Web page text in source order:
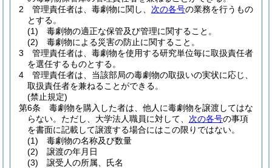
2
管理責任者は、毒劇物に関し、 次の各号の業務を行うもの
とする。
(1)
毒劇物の適正な保管及び管理に関すること。
(2)
毒劇物による災害の防止に関すること。
3
管理責任者は、毒劇物を使用する研究単位毎に取扱責任者
を選任するものとする。
4
管理責任者は、当該部局の毒劇物の取扱いの実状に応じ、
取扱責任者を兼ねることができる。
(禁止規定)
第6条
毒劇物を購入した者は、他人に毒劇物を譲渡してはな
らない。 ただし、大学法人職員に対して、 次の各号の事項
を書面に記載して譲渡する場合にはこの限りではない。
(1)
毒劇物の名称及び数量
(2)
譲渡の年月日
(3)
譲受人の所属、氏名